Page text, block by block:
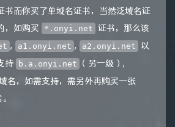
书而你买了单域名证书，当然泛域名证
，如购买
*.onyi.net 证书，那么该
, a1.onyi.net , a2.onyi.net
以
持
b.a.onyi.net （另一级）,
名，如需支持，需另外再购买一张